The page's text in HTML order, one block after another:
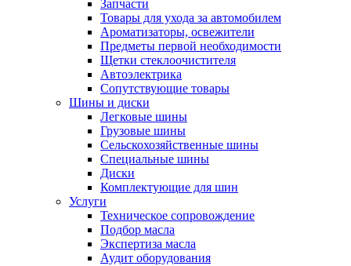
Запчасти
Товары для ухода за автомобилем
Ароматизаторы, освежители
Предметы первой необходимости
Щетки стеклоочистителя
Автоэлектрика
Сопутствующие товары
Шины и диски
Легковые шины
Грузовые шины
Сельскохозяйственные шины
Специальные шины
Диски
Комплектующие для шин
Услуги
Техническое сопровождение
Подбор масла
Экспертиза масла
Аудит оборудования